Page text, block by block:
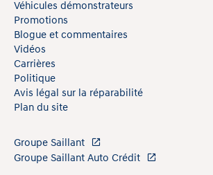
Véhicules démonstrateurs
Promotions
Blogue et commentaires
Vidéos
Carrières
Politique
Avis légal sur la réparabilité
Plan du site
Groupe Saillant
Groupe Saillant Auto Crédit